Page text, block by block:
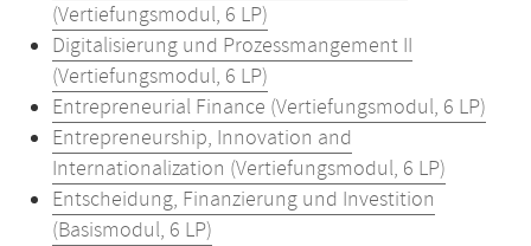
(Vertiefungsmodul, 6 LP)
Digitalisierung und Prozessmangement II
(Vertiefungsmodul, 6 LP)
Entrepreneurial Finance (Vertiefungsmodul, 6 LP)
Entrepreneurship, Innovation and
Internationalization (Vertiefungsmodul, 6 LP)
Entscheidung, Finanzierung und Investition
(Basismodul, 6 LP)